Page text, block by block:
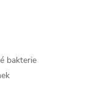
bakterie